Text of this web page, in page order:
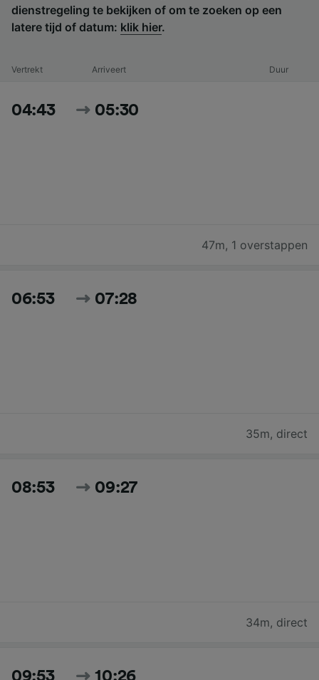
dienstregeling te bekijken of om te zoeken op een
latere tijd of datum: klik hier.
Vertrekt Arriveert Duur
04:43 05:30
47m, 1 overstappen
06:53 07:28
35m, direct
08:53 09:27
34m, direct
09:53 10:26